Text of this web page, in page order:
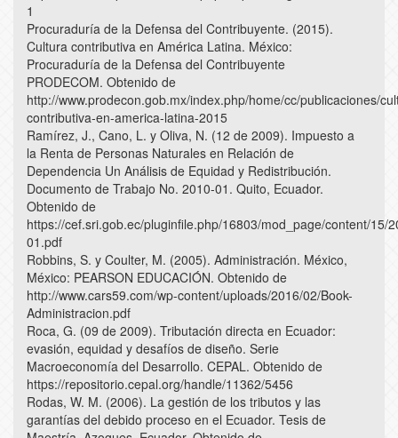
1
Procuraduría de la Defensa del Contribuyente. (2015).
Cultura contributiva en América Latina. México:
Procuraduría de la Defensa del Contribuyente
PRODECOM. Obtenido de
http://www.prodecon.gob.mx/index.php/home/cc/publicaciones/
contributiva-en-america-latina-2015
Ramírez, J., Cano, L. y Oliva, N. (12 de 2009). Impuesto a
la Renta de Personas Naturales en Relación de
Dependencia Un Análisis de Equidad y Redistribución.
Documento de Trabajo No. 2010-01. Quito, Ecuador.
Obtenido de
https://cef.sri.gob.ec/pluginfile.php/16803/mod_page/content/15/
01.pdf
Robbins, S. y Coulter, M. (2005). Administración. México,
México: PEARSON EDUCACIÓN. Obtenido de
http://www.cars59.com/wp-content/uploads/2016/02/Book-
Administracion.pdf
Roca, G. (09 de 2009). Tributación directa en Ecuador:
evasión, equidad y desafíos de diseño. Serie
Macroeconomía del Desarrollo. CEPAL. Obtenido de
https://repositorio.cepal.org/handle/11362/5456
Rodas, W. M. (2006). La gestión de los tributos y las
garantías del debido proceso en el Ecuador. Tesis de